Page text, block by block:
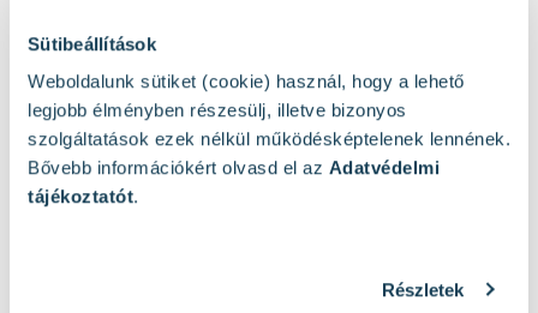
Sütibeállítások
Weboldalunk sütiket (cookie) használ, hogy a lehető
legjobb élményben részesülj, illetve bizonyos
szolgáltatások ezek nélkül működésképtelenek lennének.
Bővebb információkért olvasd el az Adatvédelmi
tájékoztatót.
Részletek